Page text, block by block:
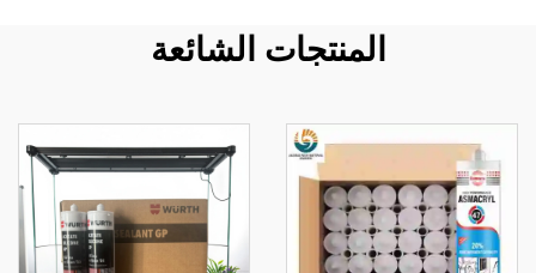
المنتجات الشائعة